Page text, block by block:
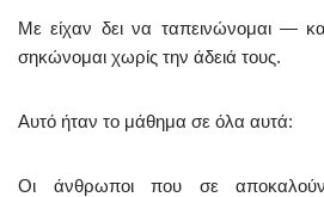
Με είχαν δει να ταπεινώνομαι —
σηκώνομαι χωρίς την άδειά τους.
Αυτό ήταν το μάθημα σε όλα αυτά:
Οι άνθρωποι που σε